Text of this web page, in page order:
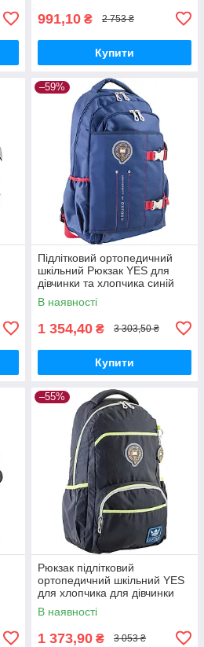
991,10 ₴ 2 753 ₴
Купити
–59%
Підлітковий ортопедичний
шкільний Рюкзак YES для
дівчинки та хлопчика синій
554007
В наявності
1 354,40 ₴ 3 303,50 ₴
Купити
–55%
Рюкзак підлітковий
ортопедичний шкільний YES
для хлопчика для дівчинки
чорний 554078
В наявності
1 373,90 ₴ 3 053 ₴